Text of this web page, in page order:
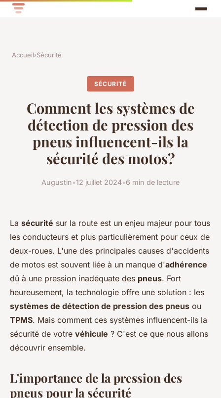
Accueil›Sécurité
SÉCURITÉ
Comment les systèmes de
détection de pression des
pneus influencent-ils la
sécurité des motos?
Augustin•12 juillet 2024•6 min de lecture
La sécurité sur la route est un enjeu majeur pour tous
les conducteurs et plus particulièrement pour ceux de
deux-roues. L'une des principales causes d'accidents
de motos est souvent liée à un manque d'adhérence
dû à une pression inadéquate des pneus. Fort
heureusement, la technologie offre une solution : les
systèmes de détection de pression des pneus ou
TPMS. Mais comment ces systèmes influencent-ils la
sécurité de votre véhicule ? C'est ce que nous allons
découvrir ensemble.
L'importance de la pression des
pneus pour la sécurité